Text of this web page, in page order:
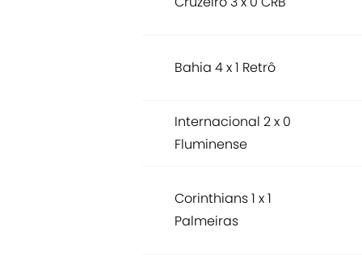
Bahia 4 x 1 Retrô
Internacional 2 x 0
Fluminense
Corinthians 1 x 1
Palmeiras